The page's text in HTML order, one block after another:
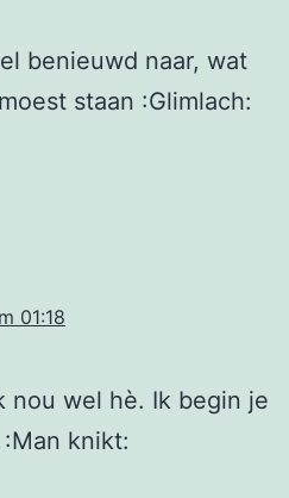
benieuwd naar, wat
staan :Glimlach:
01:18
nou wel hè. Ik begin je
knikt: